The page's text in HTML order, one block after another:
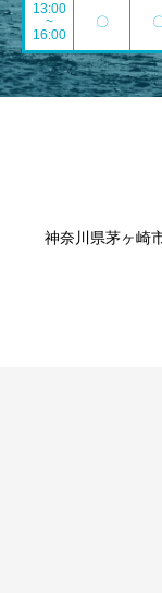
13:00
~
16:00
〇
神奈川県茅ヶ崎